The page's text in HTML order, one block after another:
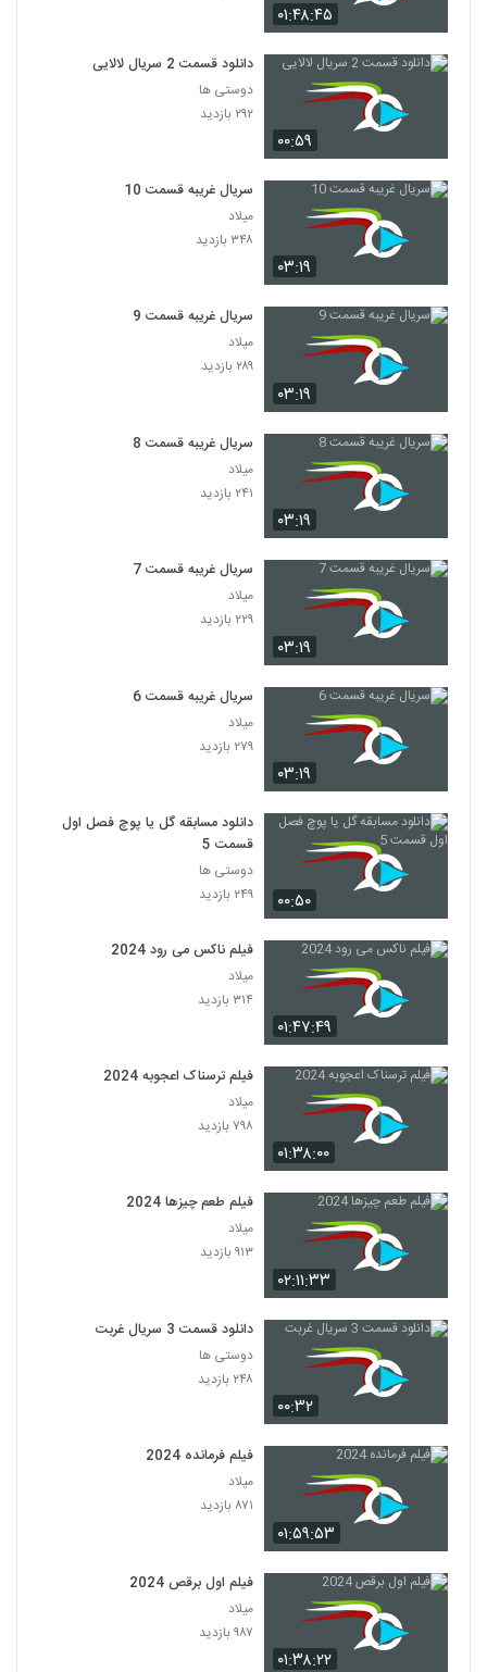
۰۱:۴۸:۴۵
۰۰:۵۹
دانلود قسمت 2 سریال لالایی
دوستی ها
۲۹۲ بازدید
۰۳:۱۹
سریال غریبه قسمت 10
میلاد
۳۴۸ بازدید
۰۳:۱۹
سریال غریبه قسمت 9
میلاد
۲۸۹ بازدید
۰۳:۱۹
سریال غریبه قسمت 8
میلاد
۲۴۱ بازدید
۰۳:۱۹
سریال غریبه قسمت 7
میلاد
۲۲۹ بازدید
۰۳:۱۹
سریال غریبه قسمت 6
میلاد
۲۷۹ بازدید
۰۰:۵۰
دانلود مسابقه گل یا پوچ فصل اول
قسمت 5
دوستی ها
۲۴۹ بازدید
۰۱:۴۷:۴۹
فیلم ناکس می رود 2024
میلاد
۳۱۴ بازدید
۰۱:۳۸:۰۰
فیلم ترسناک اعجوبه 2024
میلاد
۷۹۸ بازدید
۰۲:۱۱:۳۳
فیلم طعم چیزها 2024
میلاد
۹۱۳ بازدید
۰۰:۳۲
دانلود قسمت 3 سریال غربت
دوستی ها
۲۴۸ بازدید
۰۱:۵۹:۵۳
فیلم فرمانده 2024
میلاد
۸۷۱ بازدید
۰۱:۳۸:۲۲
فیلم اول برقص 2024
میلاد
۹۸۷ بازدید